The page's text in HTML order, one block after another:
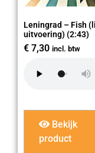
Leningrad – Fish
uitvoering) (2:43)
€ 7,30 incl. btw
Bekijk
product